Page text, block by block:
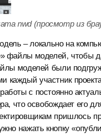
nwd (просмотр из
– локально на
файлы моделей, чтобы
моделей были
участник
с постоянно
что освобождает его
пришлось
нажать кнопку